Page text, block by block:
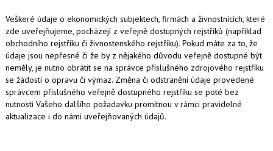
Veškeré údaje o ekonomických subjektech, firmách a živnostnících, které
zde uveřejňujeme, pocházejí z veřejně dostupných rejstříků (například
obchodního rejstříku či živnostenského rejstříku). Pokud máte za to, že
údaje jsou nepřesné či že by z nějakého důvodu veřejně dostupné být
neměly, je nutno obrátit se na správce příslušného zdrojového rejstříku
se žádostí o opravu či výmaz. Změna či odstranění údaje provedené
správcem příslušného veřejně dostupného rejstříku se poté bez
nutnosti Vašeho dalšího požadavku promítnou v rámci pravidelné
aktualizace i do námi uveřejňovaných údajů.